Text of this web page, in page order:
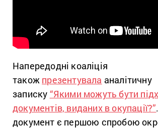
Напередодні коаліція
також презентувала аналітичну
записку “Якими можуть бути
документів, виданих в окупації?”
документ є першою спробою